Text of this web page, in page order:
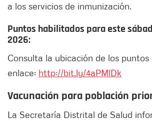
a los servicios de inmunización.
Puntos habilitados para este
2026:
Consulta la ubicación de los
enlace: http://bit.ly/4aPMlDk
Vacunación para población
La Secretaría Distrital de Salud